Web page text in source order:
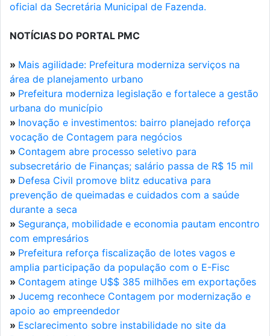
oficial da Secretária Municipal de Fazenda.
NOTÍCIAS DO PORTAL PMC
» Mais agilidade: Prefeitura moderniza serviços na
área de planejamento urbano
» Prefeitura moderniza legislação e fortalece a gestão
urbana do município
» Inovação e investimentos: bairro planejado reforça
vocação de Contagem para negócios
» Contagem abre processo seletivo para
subsecretário de Finanças; salário passa de R$ 15 mil
» Defesa Civil promove blitz educativa para
prevenção de queimadas e cuidados com a saúde
durante a seca
» Segurança, mobilidade e economia pautam encontro
com empresários
» Prefeitura reforça fiscalização de lotes vagos e
amplia participação da população com o E-Fisc
» Contagem atinge U$$ 385 milhões em exportações
» Jucemg reconhece Contagem por modernização e
apoio ao empreendedor
» Esclarecimento sobre instabilidade no site da